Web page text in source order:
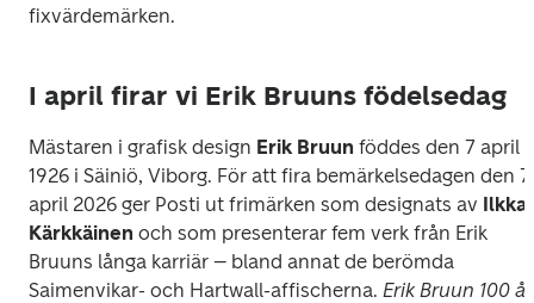
fixvärdemärken.
I april firar vi Erik Bruuns födelsedag
Mästaren i grafisk design Erik Bruun föddes den 7 april
1926 i Säiniö, Viborg. För att fira bemärkelsedagen den 7
april 2026 ger Posti ut frimärken som designats av Ilkka
Kärkkäinen och som presenterar fem verk från Erik
Bruuns långa karriär – bland annat de berömda
Saimenvikar- och Hartwall-affischerna.